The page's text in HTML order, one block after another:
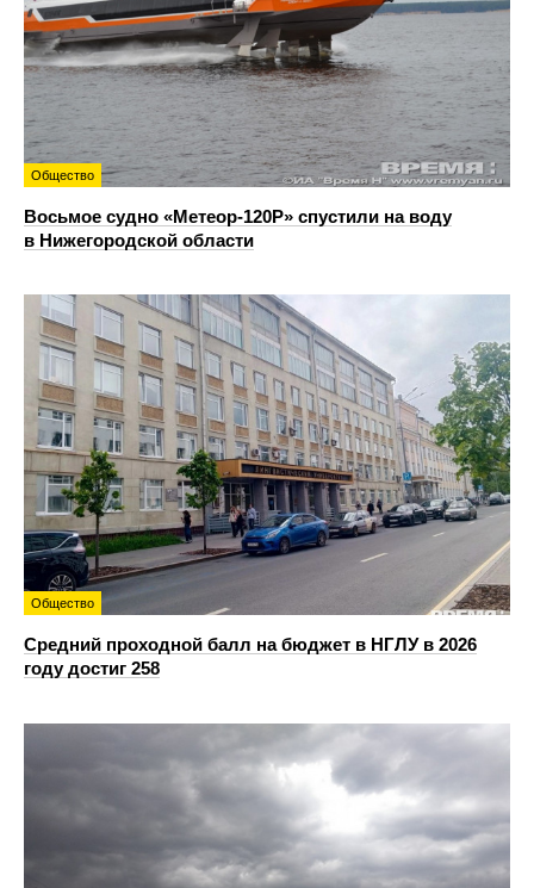
Общество
Восьмое судно «Метеор-120Р» спустили на воду
в Нижегородской области
Общество
Средний проходной балл на бюджет в НГЛУ в 2026
году достиг 258